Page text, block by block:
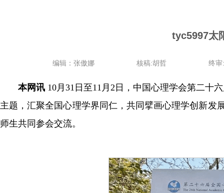
tyc5997太
编辑：张傲娜 核稿:胡哲 终
本网讯 10月31日至11月2日，中国心理学会第二十
主题，汇聚全国心理学界同仁，共同擘画心理学创新发
师生共同参会交流。